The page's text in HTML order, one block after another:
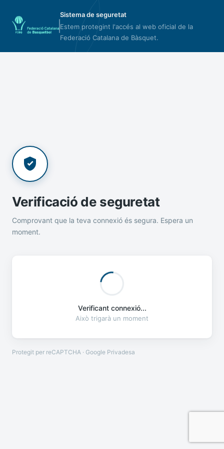
Sistema de seguretat
Estem protegint l'accés al web oficial de la
Federació Catalana de Bàsquet.
Verificació de seguretat
Comprovant que la teva connexió és segura. Espera un
moment.
Verificant connexió...
Això trigarà un moment
Protegit per reCAPTCHA · Google Privadesa